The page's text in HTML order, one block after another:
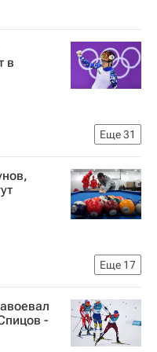
в
Еще31
Пхенчхан 2018
Россия (жен.)
Еще 17
-